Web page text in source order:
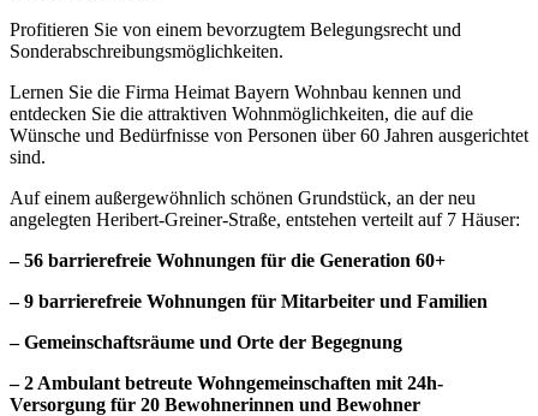
Profitieren Sie von einem bevorzugtem Belegungsrecht und
Sonderabschreibungsmöglichkeiten.
Lernen Sie die Firma Heimat Bayern Wohnbau kennen und
entdecken Sie die attraktiven Wohnmöglichkeiten, die auf die
Wünsche und Bedürfnisse von Personen über 60 Jahren ausgerichtet
sind.
Auf einem außergewöhnlich schönen Grundstück, an der neu
angelegten Heribert-Greiner-Straße, entstehen verteilt auf 7 Häuser:
– 56 barrierefreie Wohnungen für die Generation 60+
– 9 barrierefreie Wohnungen für Mitarbeiter und Familien
– Gemeinschaftsräume und Orte der Begegnung
– 2 Ambulant betreute Wohngemeinschaften mit 24h-
Versorgung für 20 Bewohnerinnen und Bewohner